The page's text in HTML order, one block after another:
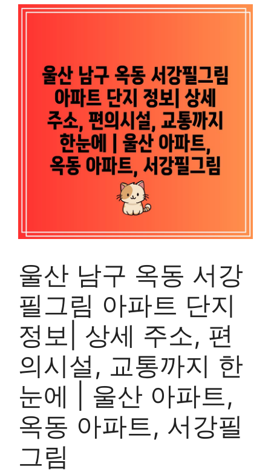
울산 남구 옥동 서강
필그림 아파트 단지
정보| 상세 주소, 편
의시설, 교통까지 한
눈에 | 울산 아파트,
옥동 아파트, 서강필
그림